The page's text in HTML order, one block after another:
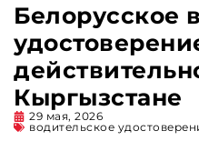
Белорусское
Кыргызстане
29 мая, 2026
водительское